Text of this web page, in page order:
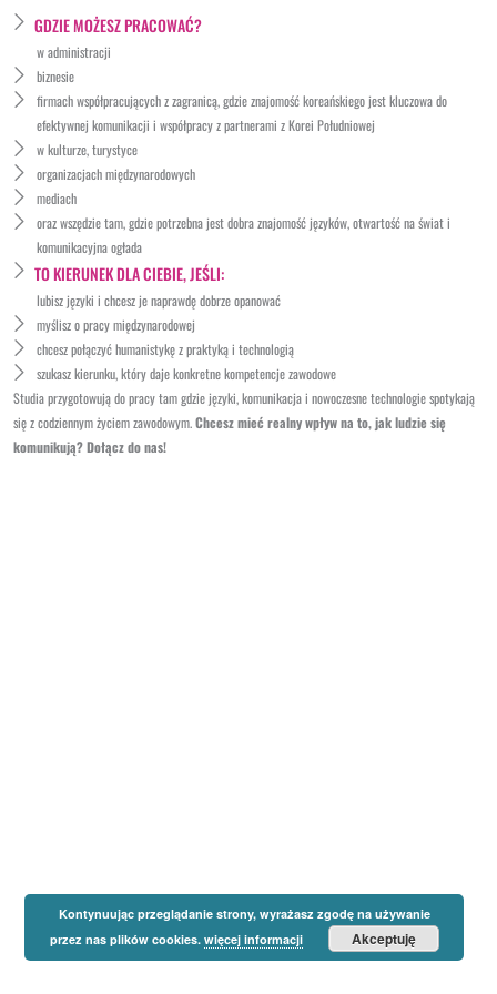
GDZIE MOŻESZ PRACOWAĆ?
w administracji
biznesie
firmach współpracujących z zagranicą, gdzie znajomość koreańskiego jest kluczowa do
efektywnej komunikacji i współpracy z partnerami z Korei Południowej
w kulturze, turystyce
organizacjach międzynarodowych
mediach
oraz wszędzie tam, gdzie potrzebna jest dobra znajomość języków, otwartość na świat i
komunikacyjna ogłada
TO KIERUNEK DLA CIEBIE, JEŚLI:
lubisz języki i chcesz je naprawdę dobrze opanować
myślisz o pracy międzynarodowej
chcesz połączyć humanistykę z praktyką i technologią
szukasz kierunku, który daje konkretne kompetencje zawodowe
Studia przygotowują do pracy tam gdzie języki, komunikacja i nowoczesne technologie spotykają
się z codziennym życiem zawodowym.Chcesz mieć realny wpływ na to, jak ludzie się
komunikują? Dołącz do nas!
Kontynuując przeglądanie strony, wyrażasz zgodę na używanie
przez nas plików cookies. więcej informacji Akceptuję